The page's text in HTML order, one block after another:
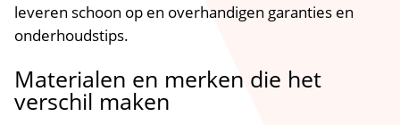
leveren schoon op en overhandigen garanties en
onderhoudstips.​
Materialen en merken die het
verschil maken